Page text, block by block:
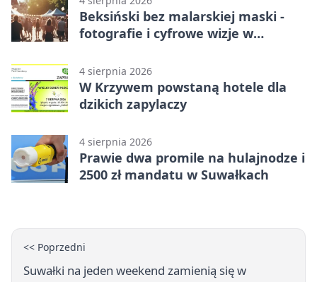
Beksiński bez malarskiej maski -
fotografie i cyfrowe wizje w
4 sierpnia 2026
W Krzywem powstaną hotele dla
dzikich zapylaczy
4 sierpnia 2026
Prawie dwa promile na hulajnodze i
2500 zł mandatu w Suwałkach
<< Poprzedni
Suwałki na jeden weekend zamienią się w